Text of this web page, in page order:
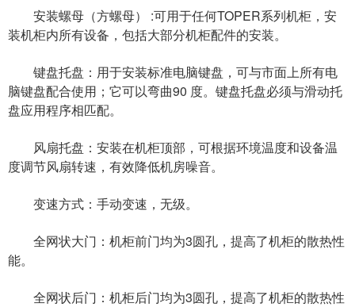
安装螺母（方螺母） :可用于任何TOPER系列机柜，安
装机柜内所有设备，包括大部分机柜配件的安装。
键盘托盘：用于安装标准电脑键盘，可与市面上所有电
脑键盘配合使用；它可以弯曲90 度。键盘托盘必须与滑动托
盘应用程序相匹配。
风扇托盘：安装在机柜顶部，可根据环境温度和设备温
度调节风扇转速，有效降低机房噪音。
变速方式：手动变速，无级。
全网状大门：机柜前门均为3圆孔，提高了机柜的散热性
能。
全网状后门：机柜后门均为3圆孔，提高了机柜的散热性